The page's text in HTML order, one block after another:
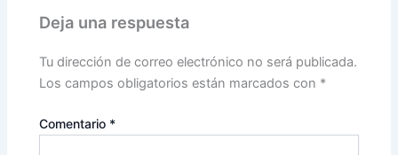
Deja una respuesta
Tu dirección de correo electrónico no será publicada.
Los campos obligatorios están marcados con *
Comentario *